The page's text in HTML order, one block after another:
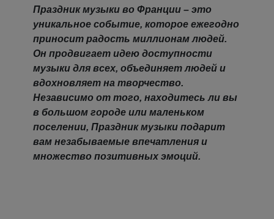
Праздник музыки во Франции – это
уникальное событие, которое ежегодно
приносит радость миллионам людей.
Он продвигает идею доступности
музыки для всех, объединяет людей и
вдохновляет на творчество.
Независимо от того, находитесь ли вы
в большом городе или маленьком
поселении, Праздник музыки подарит
вам незабываемые впечатления и
множество позитивных эмоций.